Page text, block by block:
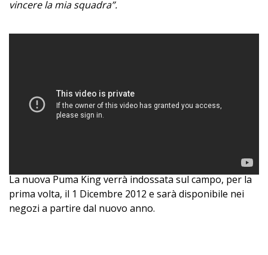
vincere la mia squadra”.
La nuova Puma King verrà indossata sul campo, per la
prima volta, il 1 Dicembre 2012 e sarà disponibile nei
negozi a partire dal nuovo anno.